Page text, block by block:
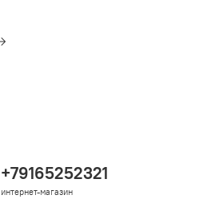
+79165252321
интернет-магазин